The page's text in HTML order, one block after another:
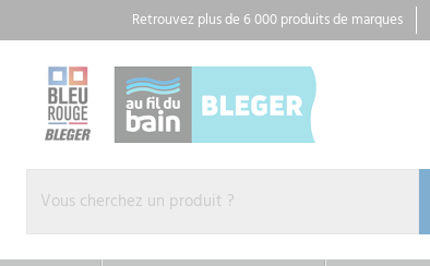
Retrouvez plus de 6 000 produits de marques
Panneau de gestion des cookies